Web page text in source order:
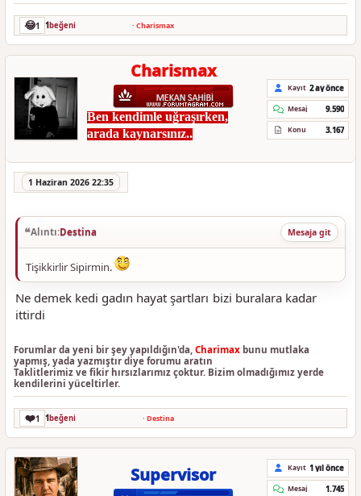
😂1 1beğeni · Charismax
Charismax
Ben kendimle uğraşırken,
arada kaynarsınız..
Kayıt 2 ay önce
Mesaj 9.590
Konu 3.167
1 Haziran 2026 22:35
Alıntı:Destina Mesaja git
Tişikkirlir Sipirmin.
Ne demek kedi gadın hayat şartları bizi buralara kadar
ittirdi
Forumlar da yeni bir şey yapıldığın'da, Charimax bunu mutlaka
yapmış, yada yazmıştır diye forumu aratın
Taklitlerimiz ve fikir hırsızlarımız çoktur. Bizim olmadığımız yerde
kendilerini yüceltirler.
❤️1 1beğeni · Destina
Supervisor Kayıt 1 yıl önce
Mesaj 1.745